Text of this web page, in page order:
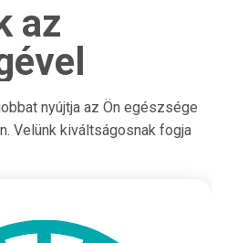
az
nyújtja az Ön egészsége
Velünk kiváltságosnak fogja